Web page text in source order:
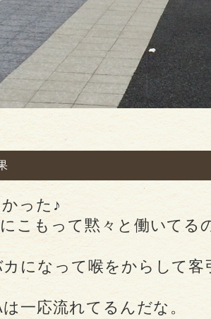
った♪
こもって黙々と働いてる
になって喉をからして
一応流れてるんだな。